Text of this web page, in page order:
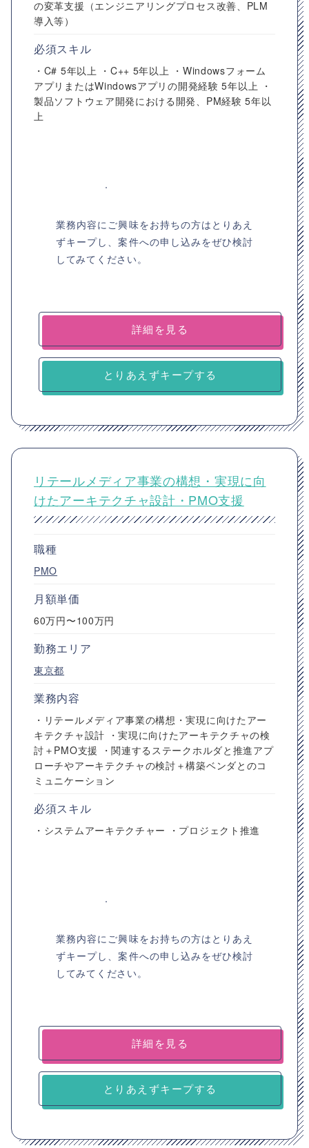
の変革支援（エンジニアリングプロセス改善、PLM
導入等）
必須スキル
・C# 5年以上 ・C++ 5年以上 ・Windowsフォーム
アプリまたはWindowsアプリの開発経験 5年以上 ・
製品ソフトウェア開発における開発、PM経験 5年以
上
業務内容にご興味をお持ちの方はとりあえ
ずキープし、案件への申し込みをぜひ検討
してみてください。
詳細を見る
とりあえずキープする
リテールメディア事業の構想・実現に向
けたアーキテクチャ設計・PMO支援
職種
PMO
月額単価
60万円〜100万円
勤務エリア
東京都
業務内容
・リテールメディア事業の構想・実現に向けたアー
キテクチャ設計 ・実現に向けたアーキテクチャの検
討＋PMO支援 ・関連するステークホルダと推進アプ
ローチやアーキテクチャの検討＋構築ベンダとのコ
ミュニケーション
必須スキル
・システムアーキテクチャー ・プロジェクト推進
業務内容にご興味をお持ちの方はとりあえ
ずキープし、案件への申し込みをぜひ検討
してみてください。
詳細を見る
とりあえずキープする